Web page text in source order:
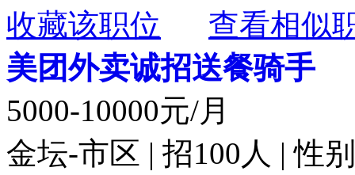
收藏该职位
查看相似
美团外卖诚招送餐骑手
5000-10000元/月
金坛-市区 | 招100人 | 性